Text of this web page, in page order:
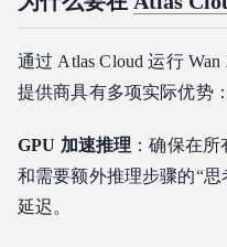
通过 Atlas Cloud 运行
提供商具有多项实际优势：
GPU 加速推理 ：确保在
和需要额外推理步骤的“
延迟。